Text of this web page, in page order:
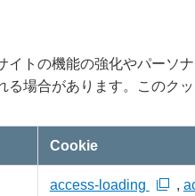
イトの機能の強化やパーソ
る場合があります。このク
Cookie
access-loading ,